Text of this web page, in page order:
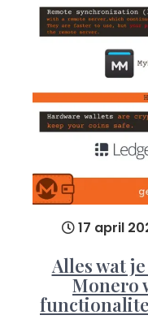
17 april
Alles wat
Monero